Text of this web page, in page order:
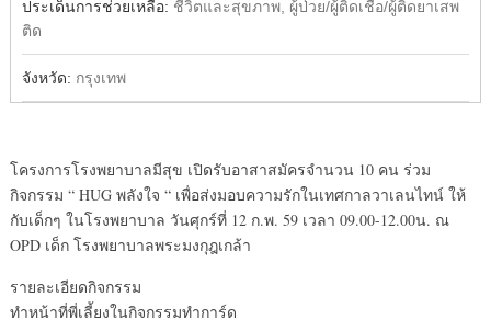
ประเด็นการช่วยเหลือ: ชีวิตและสุขภาพ, ผู้ป่วย/ผู้ติดเชื้อ/ผู้ติดยาเสพ
ติด
จังหวัด: กรุงเทพ
โครงการโรงพยาบาลมีสุข เปิดรับอาสาสมัครจำนวน 10 คน ร่วม
กิจกรรม “ HUG พลังใจ “ เพื่อส่งมอบความรักในเทศกาลวาเลนไทน์ ให้
กับเด็กๆ ในโรงพยาบาล วันศุกร์ที่ 12 ก.พ. 59 เวลา 09.00-12.00น. ณ
OPD เด็ก โรงพยาบาลพระมงกุฎเกล้า
รายละเอียดกิจกรรม
ทำหน้าที่พี่เลี้ยงในกิจกรรมทำการ์ด